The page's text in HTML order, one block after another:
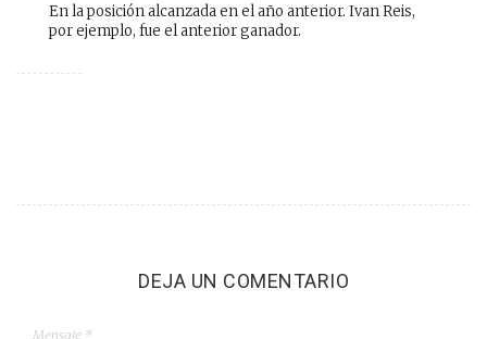
En la posición alcanzada en el año anterior. Ivan Reis,
por ejemplo, fue el anterior ganador.
DEJA UN COMENTARIO